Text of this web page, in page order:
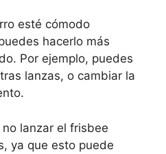
esté cómodo
hacerlo más
Por ejemplo, puedes
lanzas, o cambiar la
lanzar el frisbee
ya que esto puede